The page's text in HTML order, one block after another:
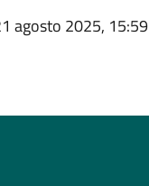
agosto 2025, 15:59